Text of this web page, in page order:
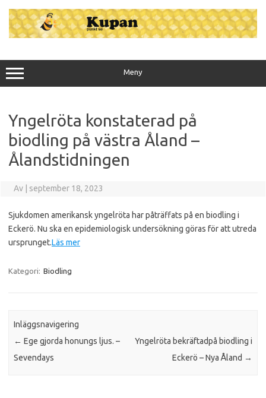
innehåll
Meny
Yngelröta konstaterad på
biodling på västra Åland –
Ålandstidningen
Av september 18, 2023
Sjukdomen amerikansk yngelröta har påträffats på en biodling i
Eckerö. Nu ska en epidemiologisk undersökning göras för att utreda
ursprunget.Läs mer
Kategori: Biodling
Inläggsnavigering
← Ege gjorda honungs ljus. –
Sevendays
Yngelröta bekräftadpå biodling i
Eckerö – Nya Åland →